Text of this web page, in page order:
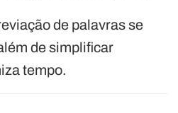
de palavras se
de simplificar
tempo.